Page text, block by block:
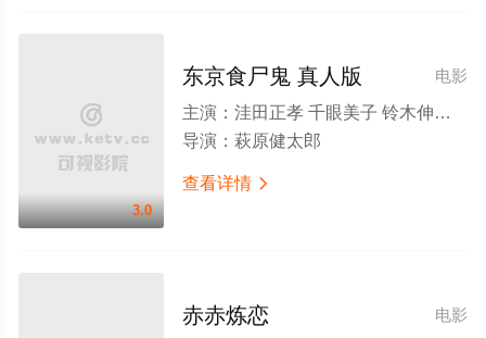
3.0
电影
东京食尸鬼 真人版
主演： 洼田正孝 千眼美子 铃木伸之 苍井优 大泉洋
导演： 萩原健太郎
查看详情 
电影
赤赤炼恋